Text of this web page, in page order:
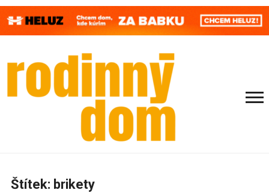
Štítek: brikety